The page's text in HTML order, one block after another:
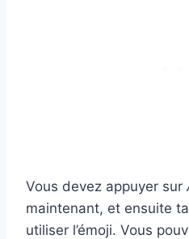
Vous devez appuyer sur
maintenant, et ensuite
utiliser l’émoji. Vous